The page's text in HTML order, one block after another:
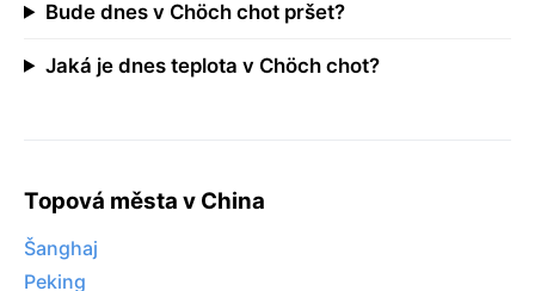
Bude dnes v Chöch chot pršet?
Jaká je dnes teplota v Chöch chot?
Topová města v China
Šanghaj
Peking